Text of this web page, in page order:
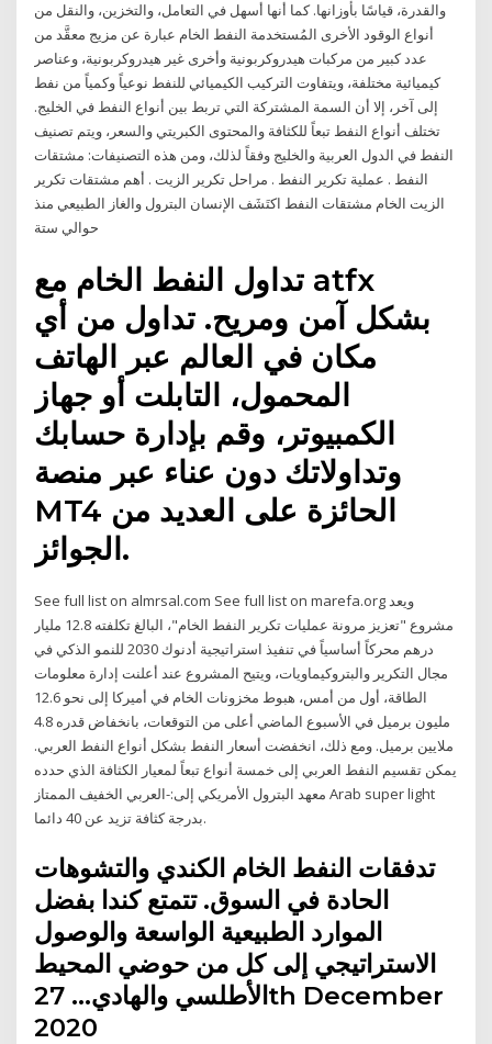
والقدرة، قياسًا بأوزانها. كما أنها أسهل في التعامل، والتخزين، والنقل من
أنواع الوقود الأخرى المُستخدمة النفط الخام عبارة عن مزيج معقَّد من
عدد كبير من مركبات هيدروكربونية وأخرى غير هيدروكربونية، وعناصر
كيميائية مختلفة، ويتفاوت التركيب الكيميائي للنفط نوعياً وكمياً من نفط
إلى آخر، إلا أن السمة المشتركة التي تربط بين أنواع النفط في الخليج.
تختلف أنواع النفط تبعاً للكثافة والمحتوى الكبريتي والسعر، ويتم تصنيف
النفط في الدول العربية والخليج وفقاً لذلك، ومن هذه التصنيفات: مشتقات
النفط . عملية تكرير النفط . مراحل تكرير الزيت . أهم مشتقات تكرير
الزيت الخام مشتقات النفط اكتَشَف الإنسان البترول والغاز الطبيعي منذ
حوالي ستة
تداول النفط الخام مع atfx
بشكل آمن ومريح. تداول من أي
مكان في العالم عبر الهاتف
المحمول، التابلت أو جهاز
الكمبيوتر، وقم بإدارة حسابك
وتداولاتك دون عناء عبر منصة
MT4 الحائزة على العديد من
الجوائز.
See full list on almrsal.com See full list on marefa.org ويعد
مشروع "تعزيز مرونة عمليات تكرير النفط الخام"، البالغ تكلفته 12.8 مليار
درهم محركاً أساسياً في تنفيذ استراتيجية أدنوك 2030 للنمو الذكي في
مجال التكرير والبتروكيماويات، ويتيح المشروع عند أعلنت إدارة معلومات
الطاقة، أول من أمس، هبوط مخزونات الخام في أميركا إلى نحو 12.6
مليون برميل في الأسبوع الماضي أعلى من التوقعات، بانخفاض قدره 4.8
ملايين برميل. ومع ذلك، انخفضت أسعار النفط بشكل أنواع النفط العربي.
يمكن تقسيم النفط العربي إلى خمسة أنواع تبعاً لمعيار الكثافة الذي حدده
معهد البترول الأمريكي إلى:-العربي الخفيف الممتاز Arab super light
بدرجة كثافة تزيد عن 40 دائما.
تدفقات النفط الخام الكندي والتشوهات
الحادة في السوق. تتمتع كندا بفضل
الموارد الطبيعية الواسعة والوصول
الاستراتيجي إلى كل من حوضي المحيط
الأطلسي والهادي… 27th December
2020